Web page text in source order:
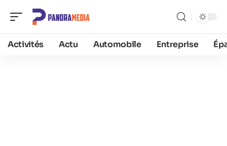
Activités Actu Automobile Entreprise